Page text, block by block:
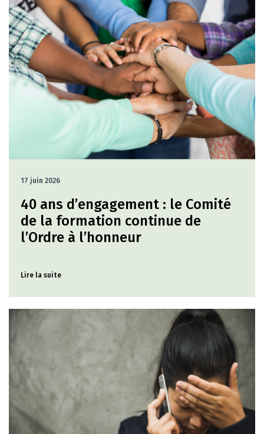
17 juin 2026
40 ans d’engagement : le Comité
de la formation continue de
l’Ordre à l’honneur
Lire la suite